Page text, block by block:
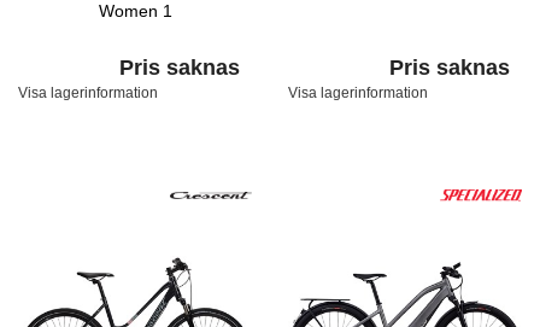
Women 1
Pris saknas
Visa lagerinformation
Pris saknas
Visa lagerinformation